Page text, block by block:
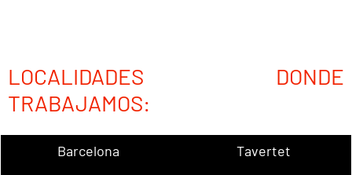
LOCALIDADES DONDE
TRABAJAMOS:
Barcelona
Tavertet